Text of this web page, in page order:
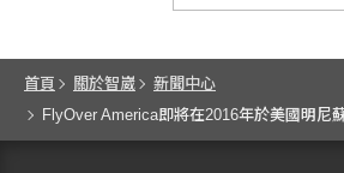
首頁 關於智崴
新聞中心
FlyOver America即將在2016年於美國明尼